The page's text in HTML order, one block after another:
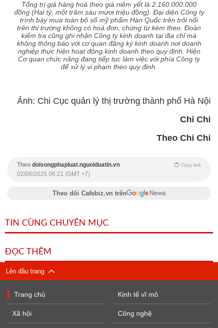
Tổng trị giá hàng hoá theo giá niêm yết là 2.160.000.000
đồng (Hai tỷ, một trăm sáu mươi triệu đồng). Đại diện Công ty
trình bày mua toàn bộ số mỹ phẩm Hàn Quốc trên trôi nổi
trên thị trường không có hoá đơn, chứng từ kèm theo. Đoàn
kiểm tra cũng ghi nhận Công ty kinh doanh tại địa chỉ mà
không thông báo với cơ quan đăng ký kinh doanh nơi doanh
nghiệp thực hiện hoạt động kinh doanh theo quy định. Hiện
Cơ quan chức năng đang tiếp tục làm việc với phía Công ty
để xử lý vi phạm theo quy định.
Ảnh: Chi Cục quản lý thị trường thành phố Hà Nội
Chi Chi
Theo Chi Chi
Theo doisongphapluat.nguoiduatin.vn Copy link
02/06/2025 06:21 (GMT +7)
Theo dõi Cafebiz.vn trên
TIN CÙNG CHUYÊN MỤC
ĐỌC THÊM
Lên đầu trang
Trang chủ
Xã hội
Kinh tế vĩ mô
Công nghệ